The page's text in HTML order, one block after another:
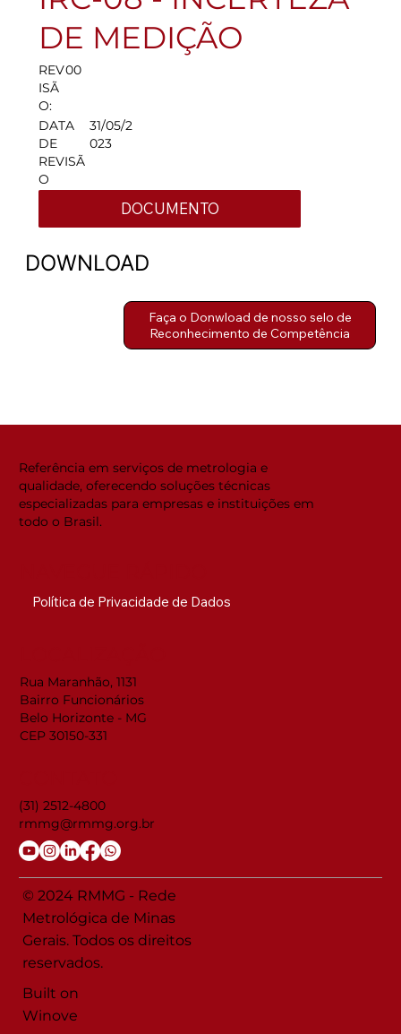
DE MEDIÇÃO
REV
ISÃ
O:
00
DATA
DE
REVISÃ
O
31/05/2
023
DOCUMENTO
DOWNLOAD
Faça o Donwload de nosso selo de
Referência em serviços de metrologia e
qualidade, oferecendo soluções técnicas
especializadas para empresas e instituições em
todo o Brasil.
Política de Privacidade de Dados
Rua Maranhão, 1131
Bairro Funcionários
Belo Horizonte - MG
CEP 30150-331
(31) 2512-4800
rmmg@rmmg.org.br
© 2024 RMMG - Rede
Metrológica de Minas
Gerais. Todos os direitos
reservados.
Built on
Winove